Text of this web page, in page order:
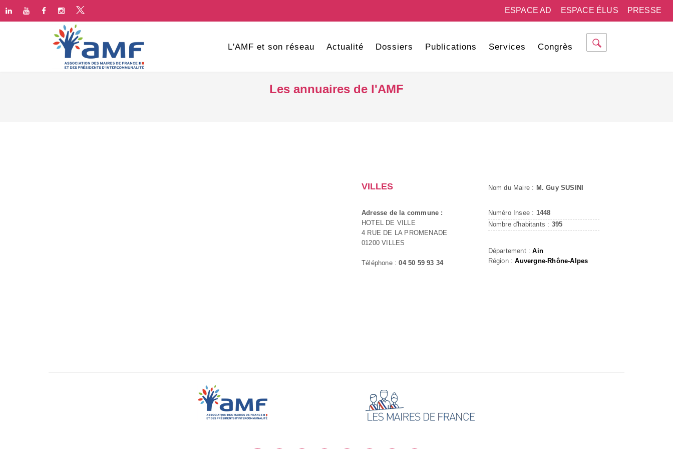
PRESSE
ESPACE ÉLUS
ESPACE AD
L'AMF et son réseau Actualité Dossiers Publications Services Congrès
Les annuaires de l'AMF
VILLES
Adresse de la commune :
HOTEL DE VILLE
4 RUE DE LA PROMENADE
01200 VILLES
Téléphone :04 50 59 93 34
Nom du Maire : M. Guy SUSINI
Numéro Insee : 1448
Nombre d'habitants : 395
Département :Ain
Région :Auvergne-Rhône-Alpes